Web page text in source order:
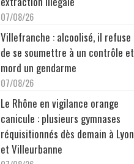
07/08/26
Villefranche : alcoolisé, il refuse
de se soumettre à un contrôle et
mord un gendarme
07/08/26
Le Rhône en vigilance orange
canicule : plusieurs gymnases
réquisitionnés dès demain à Lyon
et Villeurbanne